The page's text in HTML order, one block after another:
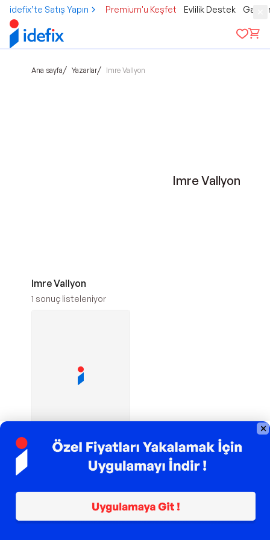
idefix’te Satış Yapın Premium'u Keşfet Evlilik Destek
Ana sayfa/ Yazarlar/ Imre Vallyon
Imre Vallyon
Imre Vallyon
1 sonuç listeleniyor
Mona Mona
Savaşçının Yolu -
194,65TL
TL